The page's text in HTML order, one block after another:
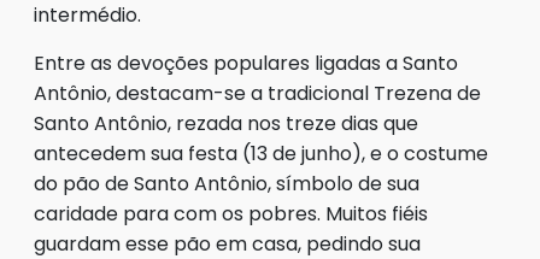
intermédio.
Entre as devoções populares ligadas a Santo
Antônio, destacam-se a tradicional Trezena de
Santo Antônio, rezada nos treze dias que
antecedem sua festa (13 de junho), e o costume
do pão de Santo Antônio, símbolo de sua
caridade para com os pobres. Muitos fiéis
guardam esse pão em casa, pedindo sua